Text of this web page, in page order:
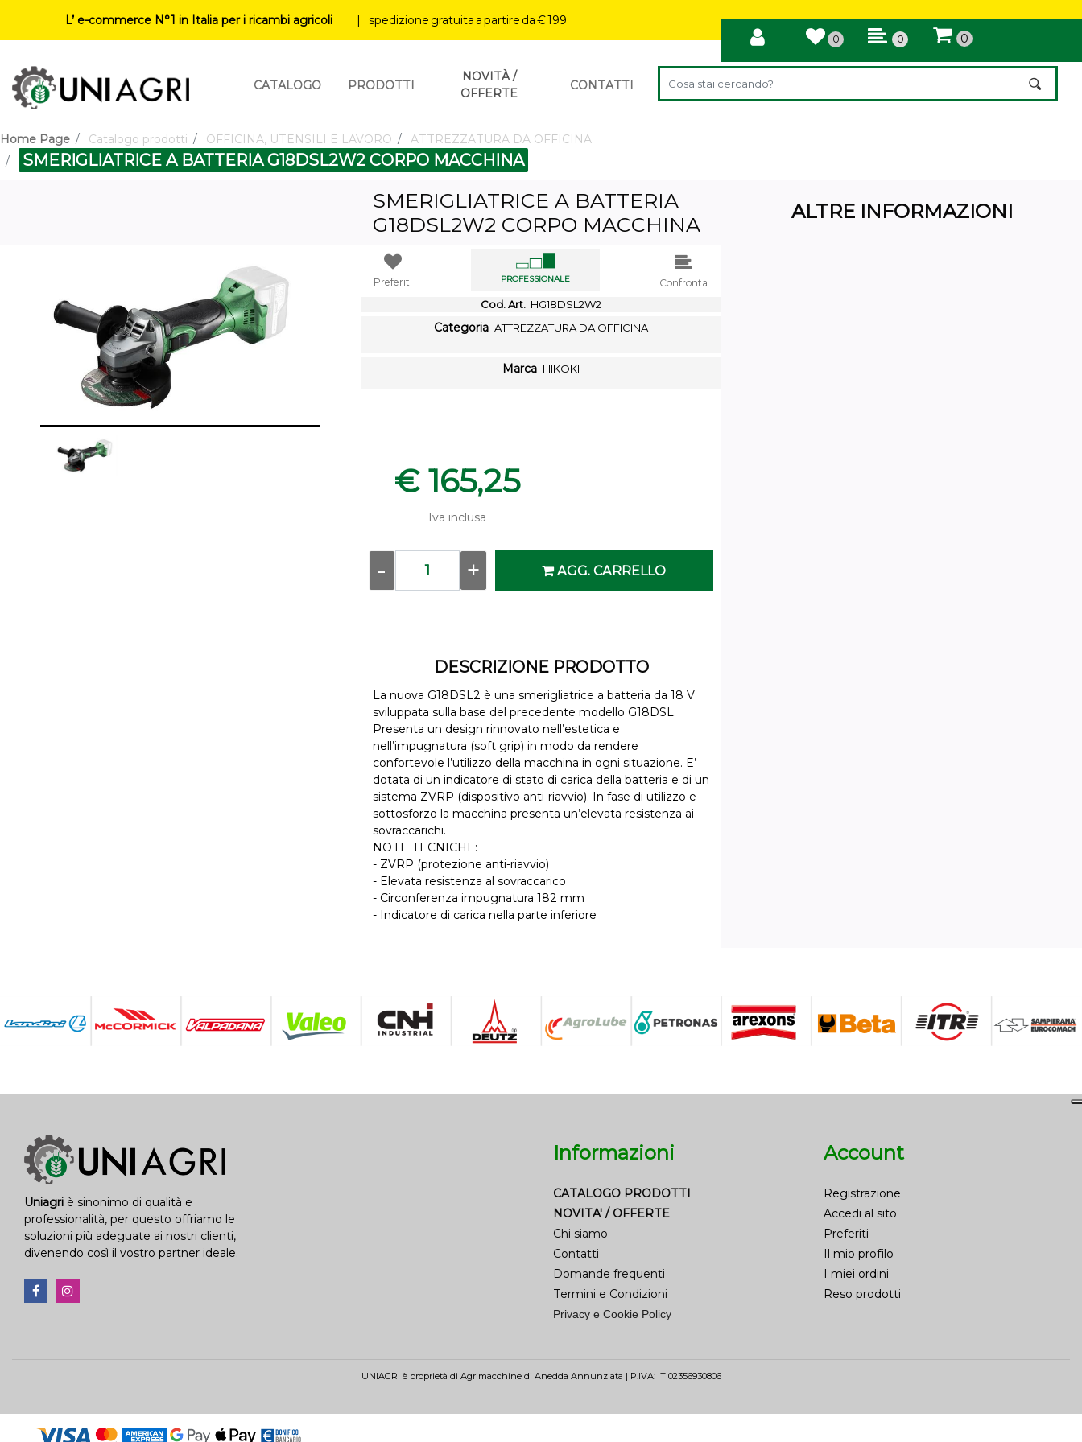
L’ e-commerce N°1 in Italia per i ricambi agricoli | spedizione gratuita a partire da € 199
0 0 0
CATALOGO PRODOTTI
NOVITÀ /
OFFERTE
CONTATTI
La modifica di un filtro aggiorna automaticamente gli altri filtri disponibili.
Home Page Catalogo prodotti OFFICINA, UTENSILI E LAVORO ATTREZZATURA DA OFFICINA
SMERIGLIATRICE A BATTERIA G18DSL2W2 CORPO MACCHINA
SMERIGLIATRICE A BATTERIA
G18DSL2W2 CORPO MACCHINA
Preferiti PROFESSIONALE Confronta
Cod. Art. HG18DSL2W2
Categoria ATTREZZATURA DA OFFICINA
Marca HIKOKI
€ 165,25
Iva inclusa
AGG. CARRELLO
DESCRIZIONE PRODOTTO
La nuova G18DSL2 è una smerigliatrice a batteria da 18 V
sviluppata sulla base del precedente modello G18DSL.
Presenta un design rinnovato nell’estetica e
nell’impugnatura (soft grip) in modo da rendere
confortevole l’utilizzo della macchina in ogni situazione. E’
dotata di un indicatore di stato di carica della batteria e di un
sistema ZVRP (dispositivo anti-riavvio). In fase di utilizzo e
sottosforzo la macchina presenta un’elevata resistenza ai
sovraccarichi.
NOTE TECNICHE:
- ZVRP (protezione anti-riavvio)
- Elevata resistenza al sovraccarico
- Circonferenza impugnatura 182 mm
- Indicatore di carica nella parte inferiore
ALTRE INFORMAZIONI
Uniagri è sinonimo di qualità e
professionalità, per questo offriamo le
soluzioni più adeguate ai nostri clienti,
divenendo così il vostro partner ideale.
Informazioni
CATALOGO PRODOTTI
NOVITA' / OFFERTE
Chi siamo
Contatti
Domande frequenti
Termini e Condizioni
Privacy e Cookie Policy
Account
Registrazione
Accedi al sito
Preferiti
Il mio profilo
I miei ordini
Reso prodotti
UNIAGRI è proprietà di Agrimacchine di Anedda Annunziata | P.IVA: IT 02356930806